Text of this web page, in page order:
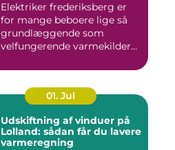
Elektriker frederiksberg er
for mange beboere lige så
grundlæggende som
velfungerende varmekilder
01. Jul
Udskiftning af vinduer på
Lolland: sådan får du lavere
varmeregning